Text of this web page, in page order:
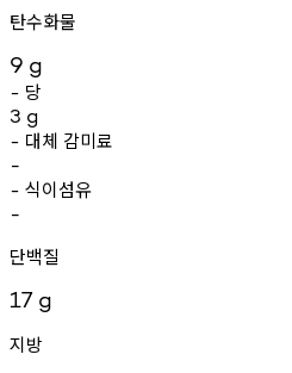
탄수화물
9 g
- 당
3 g
- 대체 감미료
-
- 식이섬유
-
단백질
17 g
지방